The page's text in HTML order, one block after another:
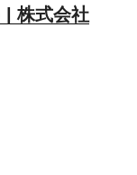
| 株式会社